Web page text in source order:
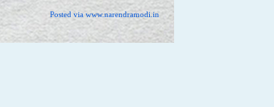
Posted via www.narendramodi.in